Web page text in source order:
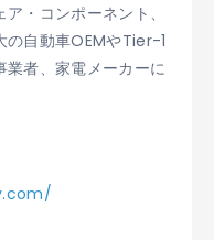
・コンポーネント、
の自動車OEMやTier-1
者、家電メーカーに